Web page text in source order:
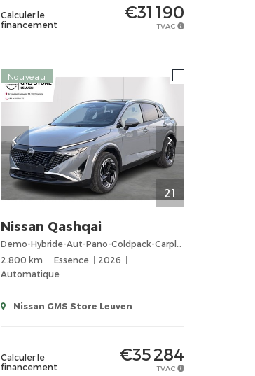
Calculer le
financement
€31 190
TVAC
21
Nouveau
Nissan Qashqai
2.800 km
Essence
2026
Automatique
Nissan GMS Store Leuven
Calculer le
financement
€35 284
TVAC